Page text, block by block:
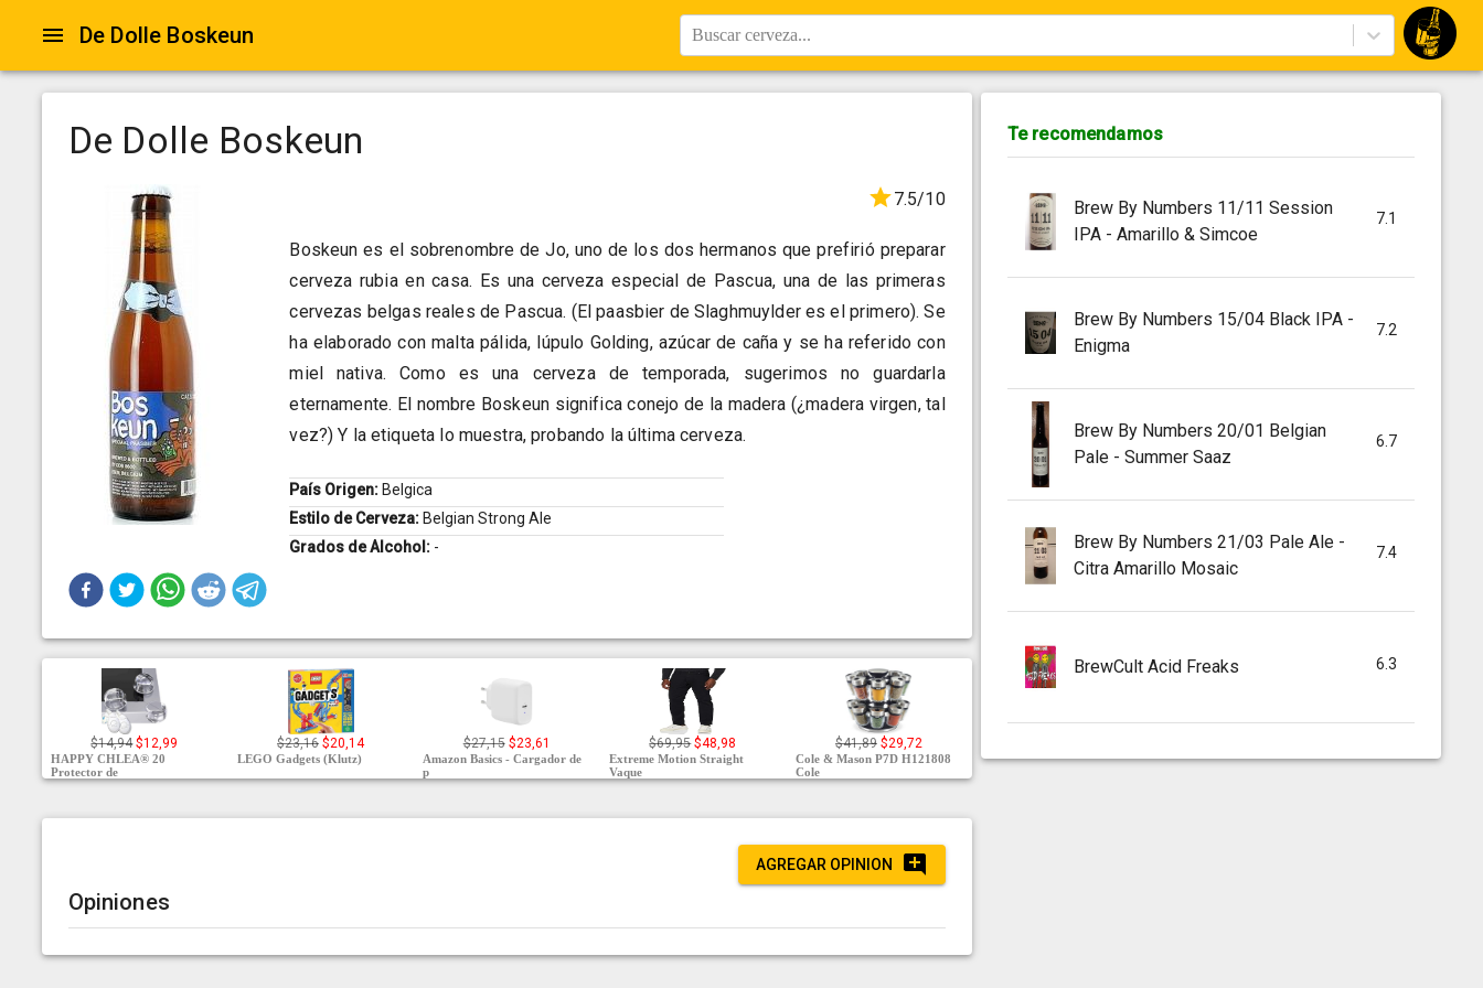
De Dolle Boskeun Buscar cerveza...
De Dolle Boskeun
7.5/10
Boskeun es el sobrenombre de Jo, uno de los dos hermanos que prefirió preparar
cerveza rubia en casa. Es una cerveza especial de Pascua, una de las primeras
cervezas belgas reales de Pascua. (El paasbier de Slaghmuylder es el primero). Se
ha elaborado con malta pálida, lúpulo Golding, azúcar de caña y se ha referido con
miel nativa. Como es una cerveza de temporada, sugerimos no guardarla
eternamente. El nombre Boskeun significa conejo de la madera (¿madera virgen, tal
vez?) Y la etiqueta lo muestra, probando la última cerveza.
País Origen: Belgica
Estilo de Cerveza: Belgian Strong Ale
Grados de Alcohol: -
$14,94 $12,99
HAPPY CHLEA® 20
Protector de
$23,16 $20,14
LEGO Gadgets (Klutz)
$27,15 $23,61
Amazon Basics - Cargador de
p
$69,95 $48,98
Extreme Motion Straight
Vaque
$41,89 $29,72
Cole & Mason P7D H121808
Cole
AGREGAR OPINION
Opiniones
Te recomendamos
Brew By Numbers 11/11 Session
IPA - Amarillo & Simcoe
7.1
Brew By Numbers 15/04 Black IPA -
Enigma
7.2
Brew By Numbers 20/01 Belgian
Pale - Summer Saaz
6.7
Brew By Numbers 21/03 Pale Ale -
Citra Amarillo Mosaic
7.4
BrewCult Acid Freaks 6.3